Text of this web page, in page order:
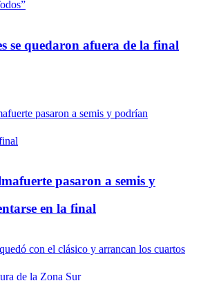
se quedaron afuera de la final
pasaron a semis y
en la final